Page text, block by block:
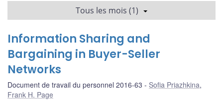
Tous les mois (1)
Information Sharing and
Bargaining in Buyer-Seller
Networks
Document de travail du personnel 2016-63 Sofia Priazhkina,
Frank H. Page